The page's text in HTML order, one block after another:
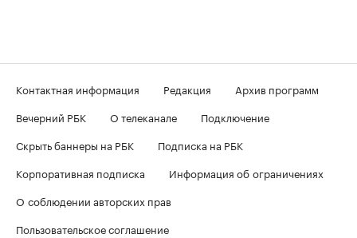
Контактная информация Редакция
Архив программ
Вечерний РБК
О телеканале
Подключение
Скрыть баннеры на РБК
Подписка на РБК
Корпоративная подписка
Информация об ограничениях
О соблюдении авторских прав
Пользовательское соглашение